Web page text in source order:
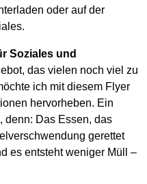
oder auf der
Soziales und
das vielen noch viel zu
ich mit diesem Flyer
hervorheben. Ein
denn: Das Essen, das
gerettet
es entsteht weniger Müll –